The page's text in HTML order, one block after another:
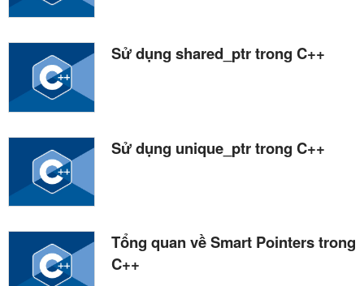
Sử dụng shared_ptr trong C++
Sử dụng unique_ptr trong C++
Tổng quan về Smart Pointers trong
C++